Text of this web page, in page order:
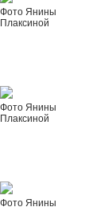
Фото Янины
Плаксиной
Фото Янины
Плаксиной
Фото Янины